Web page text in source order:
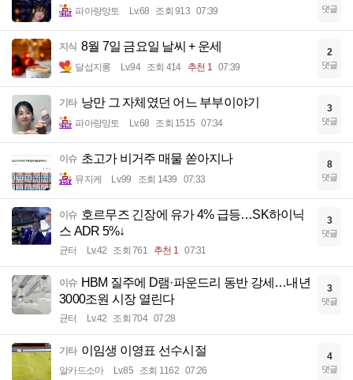
파아랑망토 Lv.68 조회 913 07:39 댓글
지식 8월 7일 금요일 날씨 + 운세
달섭지롱 Lv.94 조회 414 추천 1 07:39
2
댓글
기타 낭만 그 자체였던 어느 부부이야기
파아랑망토 Lv.68 조회 1515 07:34
3
댓글
이슈 초고가 비거주 매물 쏟아지나
뮤지케 Lv.99 조회 1439 07:33
8
댓글
이슈 호르무즈 긴장에 유가 4% 급등…SK하이닉
스 ADR 5%↓
균터 Lv.42 조회 761 추천 1 07:31
3
댓글
이슈 HBM 질주에 D램·파운드리 동반 강세…내년
3000조원 시장 열린다
균터 Lv.42 조회 704 07:28
3
댓글
기타 이임생 이영표 선수시절
알카드소마 Lv.85 조회 1162 07:26
4
댓글